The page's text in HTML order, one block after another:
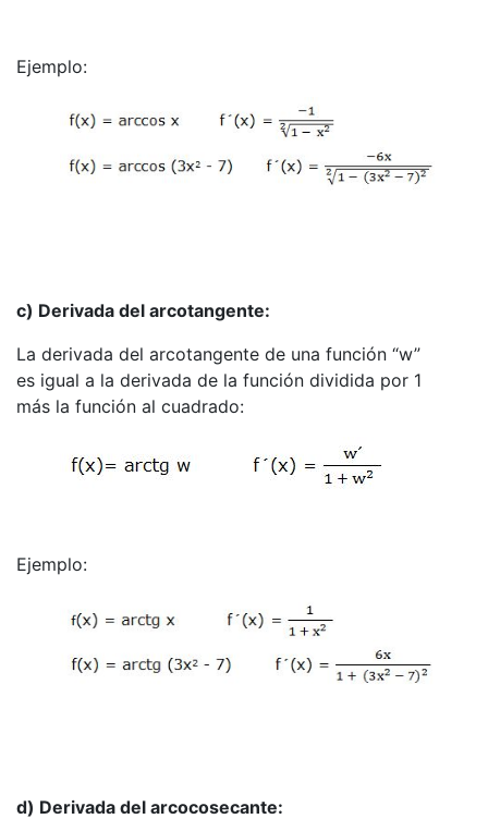
Ejemplo:
c) Derivada del arcotangente:
La derivada del arcotangente de una función “w”
es igual a la derivada de la función dividida por 1
más la función al cuadrado:
Ejemplo:
d) Derivada del arcocosecante: